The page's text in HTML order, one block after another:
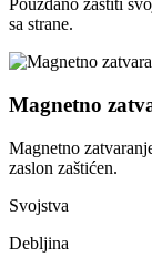
Pouzdano zaštiti
sa strane.
Magnetno
Magnetno
zaslon zaštićen.
Svojstva
Debljina